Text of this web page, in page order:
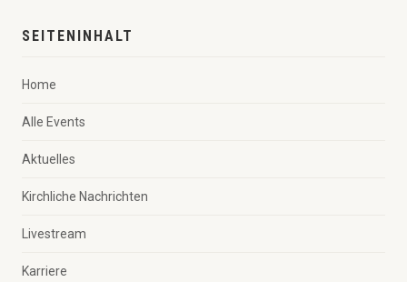
SEITENINHALT
Home
Alle Events
Aktuelles
Kirchliche Nachrichten
Livestream
Karriere